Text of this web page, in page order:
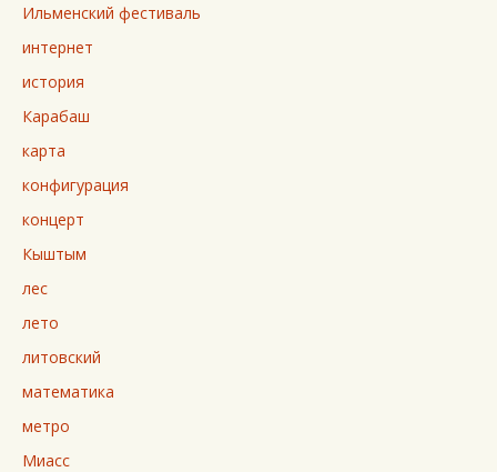
Ильменский фестиваль
интернет
история
Карабаш
карта
конфигурация
концерт
Кыштым
лес
лето
литовский
математика
метро
Миасс